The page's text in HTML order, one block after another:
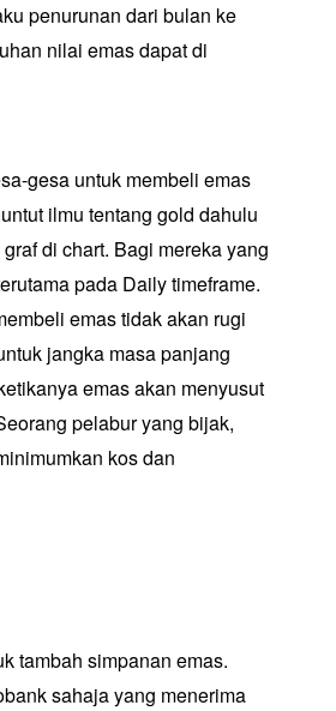
penurunan dari bulan ke
nilai emas dapat di
gesa untuk membeli emas
ilmu tentang gold dahulu
di chart. Bagi mereka yang
pada Daily timeframe.
emas tidak akan rugi
jangka masa panjang
emas akan menyusut
pelabur yang bijak,
kos dan
tambah simpanan emas.
sahaja yang menerima